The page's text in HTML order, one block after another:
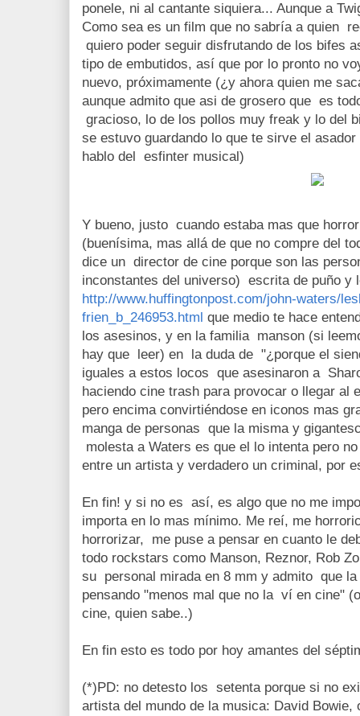
ponele, ni al cantante siquiera... Aunque a
Como sea es un film que no sabría a quien
quiero poder seguir disfrutando de los bifes
tipo de embutidos, así que por lo pronto no
nuevo, próximamente (¿y ahora quien me
aunque admito que asi de grosero que es
gracioso, lo de los pollos muy freak y lo del
se estuvo guardando lo que te sirve el
hablo del esfinter musical)
Y bueno, justo cuando estaba mas que
(buenísima, mas allá de que no compre del
dice un director de cine porque son las
inconstantes del universo) escrita de puño y
http://www.huffingtonpost.com/john-waters/
frien_b_246953.html que medio te hace
los asesinos, y en la familia manson (si
hay que leer) en la duda de "¿porque el
iguales a estos locos que asesinaron a
haciendo cine trash para provocar o llegar
pero encima convirtiéndose en iconos mas
manga de personas que la misma y
molesta a Waters es que el lo intenta pero
entre un artista y verdadero un criminal, por
En fin! y si no es así, es algo que no me
importa en lo mas mínimo. Me reí, me
horrorizar, me puse a pensar en cuanto le
todo rockstars como Manson, Reznor, Rob
su personal mirada en 8 mm y admito que
pensando "menos mal que no la ví en cine"
cine, quien sabe..)
En fin esto es todo por hoy amantes del
(*)PD: no detesto los setenta porque si no
artista del mundo de la musica: David Bowie,